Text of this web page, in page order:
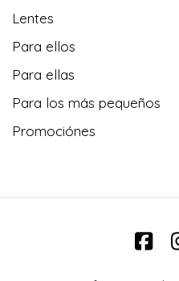
Lentes
Para ellos
Para ellas
Para los más pequeños
Promociónes